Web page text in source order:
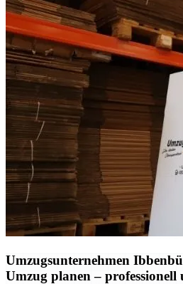
Umzugsunternehmen
Umzug planen – professionell